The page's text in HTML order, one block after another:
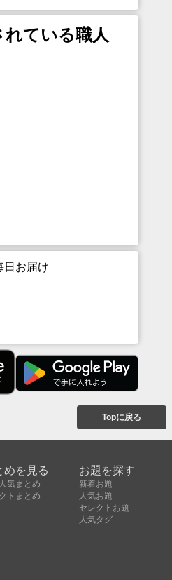
れている職人
日お届け
Topに戻る
めを見る
気まとめ
トまとめ
お題を探す
新着お題
人気お題
セレクトお題
人気タグ